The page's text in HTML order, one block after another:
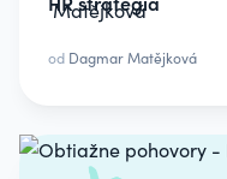
od Dagmar Matějková